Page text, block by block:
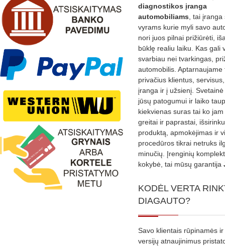
diagnostikos įranga
automobiliams , tai
vyrams kurie myli savo
nori juos pilnai prižiūrėti,
būklę realiu laiku. Kas gali
svarbiau nei tvarkingas,
automobilis. Aptarnaujame
privačius klientus,
įranga ir į užsienį.
jūsų patogumui ir laiko
kiekvienas suras tai ko
greitai ir paprastai,
produktą, apmokėjimas ir
procedūros tikrai netruks
minučių. Įrenginių
kokybė, tai mūsų garantija
KODĖL VERTA
DIAGAUTO?
Savo klientais rūpinamės
versijų atnaujinimus